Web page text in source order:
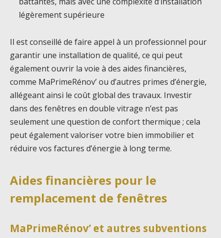
légèrement supérieure
Il est conseillé de faire appel à un professionnel pour
garantir une installation de qualité, ce qui peut
également ouvrir la voie à des aides financières,
comme MaPrimeRénov’ ou d’autres primes d’énergie,
allégeant ainsi le coût global des travaux. Investir
dans des fenêtres en double vitrage n’est pas
seulement une question de confort thermique ; cela
peut également valoriser votre bien immobilier et
réduire vos factures d’énergie à long terme.
Aides financières pour le
remplacement de fenêtres
MaPrimeRénov’ et autres subventions